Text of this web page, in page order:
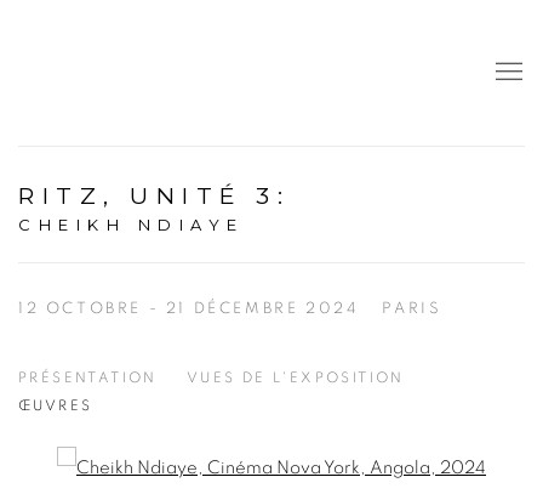
RITZ, UNITÉ 3 :
CHEIKH NDIAYE
12 OCTOBRE - 21 DÉCEMBRE 2024 PARIS
PRÉSENTATION
VUES DE L'EXPOSITION
ŒUVRES
Open a larger version of the following image in a popup: